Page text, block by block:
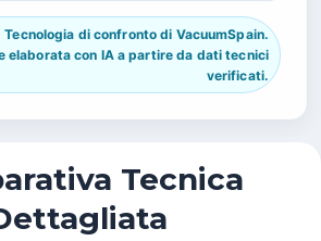
Tecnologia di confronto di VacuumSpain.
elaborata con IA a partire da dati tecnici
verificati.
Tecnica